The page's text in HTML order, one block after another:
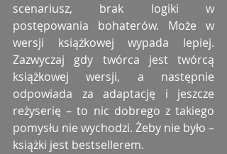
scenariusz, brak logiki w
postępowania bohaterów. Może w
wersji książkowej wypada lepiej.
Zazwyczaj gdy twórca jest twórcą
książkowej wersji, a następnie
odpowiada za adaptację i jeszcze
reżyserię – to nic dobrego z takiego
pomysłu nie wychodzi. Żeby nie było –
książki jest bestsellerem.